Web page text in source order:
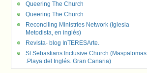
Queering The Church
Queering The Church
Reconciling Ministries Network (Iglesia
Metodista, en inglés)
Revista- blog InTERESArte.
St Sebastians Inclusive Church (Maspalomas
.Playa del Inglés. Gran Canaria)